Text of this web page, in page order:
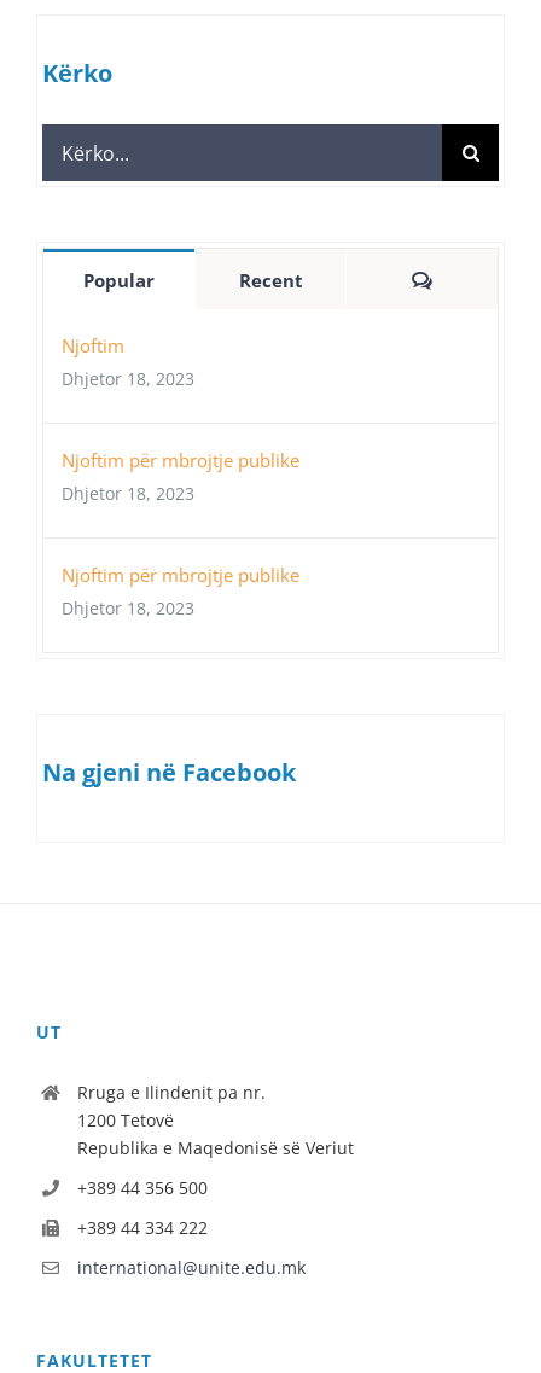
Kërko
Search
for:
Popular Recent Comments
Njoftim
Dhjetor 18, 2023
Njoftim për mbrojtje publike
Dhjetor 18, 2023
Njoftim për mbrojtje publike
Dhjetor 18, 2023
Na gjeni në Facebook
UT
Rruga e Ilindenit pa nr.
1200 Tetovë
Republika e Maqedonisë së Veriut
+389 44 356 500
+389 44 334 222
international@unite.edu.mk
FAKULTETET